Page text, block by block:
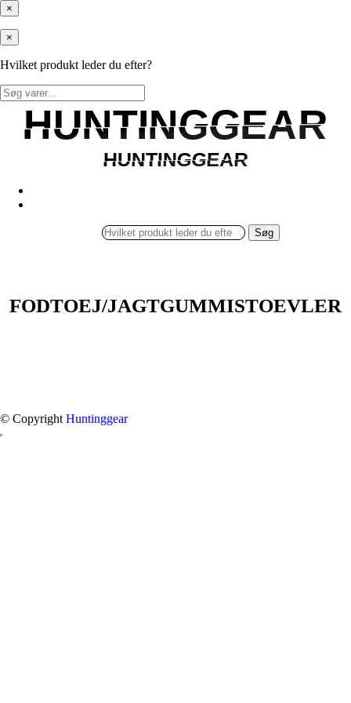
×
×
Hvilket produkt leder du efter?
Søg
efter:HUNTINGGEAR
HUNTINGGEAR
HUNTINGGEAR
HUNTINGGEAR
Søg
FODTOEJ/JAGTGUMMISTOEVLER
© Copyright Huntinggear